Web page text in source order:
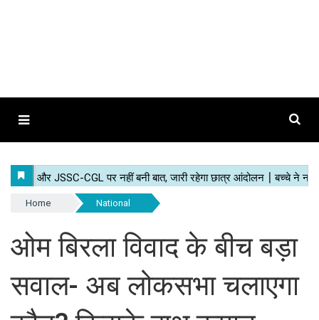
Home National
ओम बिरला विवाद के बीच बड़ा
सवाल- अब लोकसभा चलाएगा